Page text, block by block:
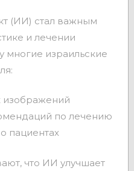
(ИИ) стал важным
и лечении
многие израильские
изображений
по лечению
пациентах
что ИИ улучшает